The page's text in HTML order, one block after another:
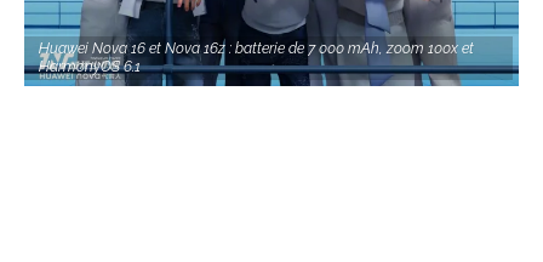
Huawei Nova 16 et Nova 16z : batterie de 7 000 mAh, zoom 100x et
HarmonyOS 6.1